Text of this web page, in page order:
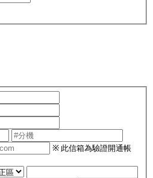
※ 此信箱為驗證開通帳